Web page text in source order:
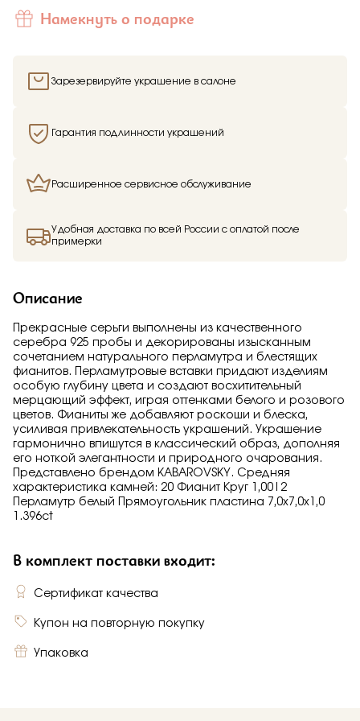
Намекнуть о подарке
Зарезервируйте украшение в салоне
Гарантия подлинности украшений
Расширенное сервисное обслуживание
Удобная доставка по всей России с оплатой после
примерки
Описание
Прекрасные серьги выполнены из качественного
серебра 925 пробы и декорированы изысканным
сочетанием натурального перламутра и блестящих
фианитов. Перламутровые вставки придают изделиям
особую глубину цвета и создают восхитительный
мерцающий эффект, играя оттенками белого и розового
цветов. Фианиты же добавляют роскоши и блеска,
усиливая привлекательность украшений. Украшение
гармонично впишутся в классический образ, дополняя
его ноткой элегантности и природного очарования.
Представлено брендом KABAROVSKY. Средняя
характеристика камней: 20 Фианит Круг 1,00|2
Перламутр белый Прямоугольник пластина 7,0х7,0х1,0
1.396ct
В комплект поставки входит:
Сертификат качества
Купон на повторную покупку
Упаковка